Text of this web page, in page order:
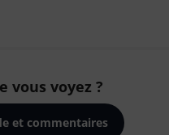
vous voyez ?
et commentaires